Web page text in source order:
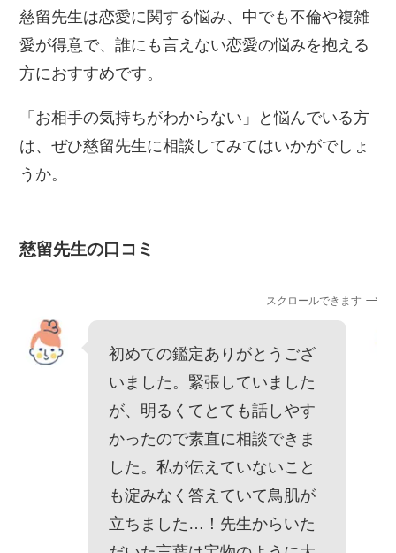
慈留先生は恋愛に関する悩み、中でも不倫や複雑
愛が得意で、誰にも言えない恋愛の悩みを抱える
方におすすめです。
「お相手の気持ちがわからない」と悩んでいる方
は、ぜひ慈留先生に相談してみてはいかがでしょ
うか。
慈留先生の口コミ
スクロールできます
初めての鑑定ありがとうござ
いました。緊張していました
が、明るくてとても話しやす
かったので素直に相談できま
した。私が伝えていないこと
も淀みなく答えていて鳥肌が
立ちました…！先生からいた